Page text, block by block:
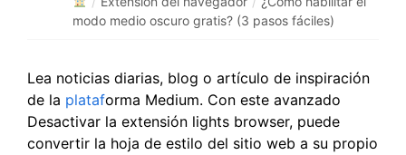
modo medio oscuro gratis? (3 pasos fáciles)
Lea noticias diarias, blog o artículo de inspiración
de la plataforma Medium. Con este avanzado
Desactivar la extensión lights browser, puede
convertir la hoja de estilo del sitio web a su propio